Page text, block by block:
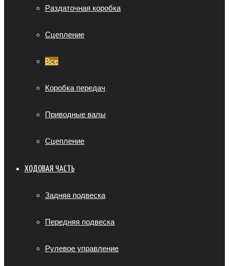
Раздаточная коробка
Сцепление
Все
Коробка передач
Приводные валы
Сцепление
ХОДОВАЯ ЧАСТЬ
Задняя подвеска
Передняя подвеска
Рулевое управление